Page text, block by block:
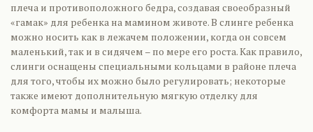
плеча и противоположного бедра, создавая своеобразный
«гамак» для ребенка на мамином животе. В слинге ребенка
можно носить как в лежачем положении, когда он совсем
маленький, так и в сидячем – по мере его роста. Как правило,
слинги оснащены специальными кольцами в районе плеча
для того, чтобы их можно было регулировать; некоторые
также имеют дополнительную мягкую отделку для
комфорта мамы и малыша.